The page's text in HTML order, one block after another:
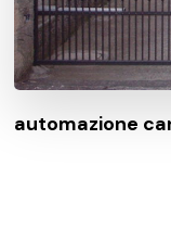
automazione